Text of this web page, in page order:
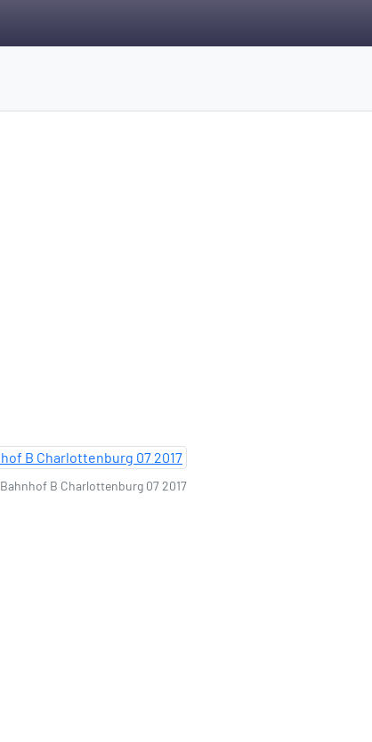
Bahnhof B Charlottenburg 07 2017